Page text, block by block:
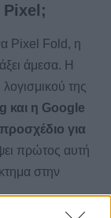
Pixel;
Pixel Fold, η
άμεσα. Η
της
και η Google
για
πρώτος αυτή
στην